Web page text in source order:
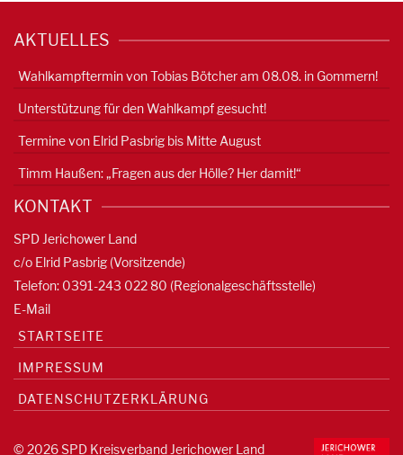
AKTUELLES
Wahlkampftermin von Tobias Bötcher am 08.08. in Gommern!
Unterstützung für den Wahlkampf gesucht!
Termine von Elrid Pasbrig bis Mitte August
Timm Haußen: „Fragen aus der Hölle? Her damit!“
KONTAKT
SPD Jerichower Land
c/o Elrid Pasbrig (Vorsitzende)
Telefon: 0391-243 022 80 (Regionalgeschäftsstelle)
E-Mail
STARTSEITE
IMPRESSUM
DATENSCHUTZERKLÄRUNG
© 2026 SPD Kreisverband Jerichower Land